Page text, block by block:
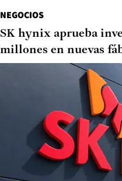
NEGOCIOS
SK hynix aprueba
millones en nuevas